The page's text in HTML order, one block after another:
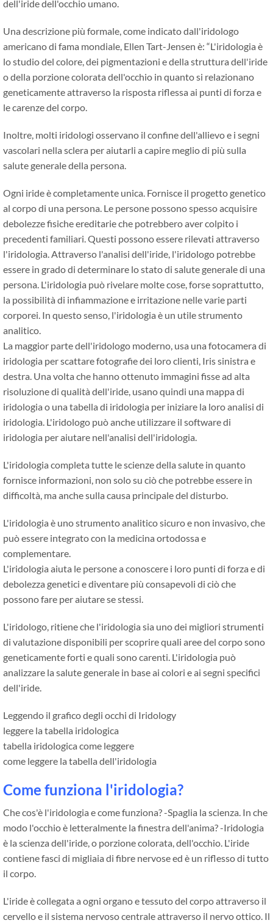
dell'iride dell'occhio umano.
Una descrizione più formale, come indicato dall'iridologo
americano di fama mondiale, Ellen Tart-Jensen è: “L'iridologia è
lo studio del colore, dei pigmentazioni e della struttura dell'iride
o della porzione colorata dell'occhio in quanto si relazionano
geneticamente attraverso la risposta riflessa ai punti di forza e
le carenze del corpo.
Inoltre, molti iridologi osservano il confine dell'allievo e i segni
vascolari nella sclera per aiutarli a capire meglio di più sulla
salute generale della persona.
Ogni iride è completamente unica. Fornisce il progetto genetico
al corpo di una persona. Le persone possono spesso acquisire
debolezze fisiche ereditarie che potrebbero aver colpito i
precedenti familiari. Questi possono essere rilevati attraverso
l'iridologia. Attraverso l'analisi dell'iride, l'iridologo potrebbe
essere in grado di determinare lo stato di salute generale di una
persona. L'iridologia può rivelare molte cose, forse soprattutto,
la possibilità di infiammazione e irritazione nelle varie parti
corporei. In questo senso, l'iridologia è un utile strumento
analitico.
La maggior parte dell'iridologo moderno, usa una fotocamera di
iridologia per scattare fotografie dei loro clienti, Iris sinistra e
destra. Una volta che hanno ottenuto immagini fisse ad alta
risoluzione di qualità dell'iride, usano quindi una mappa di
iridologia o una tabella di iridologia per iniziare la loro analisi di
iridologia. L'iridologo può anche utilizzare il software di
iridologia per aiutare nell'analisi dell'iridologia.
L'iridologia completa tutte le scienze della salute in quanto
fornisce informazioni, non solo su ciò che potrebbe essere in
difficoltà, ma anche sulla causa principale del disturbo.
L'iridologia è uno strumento analitico sicuro e non invasivo, che
può essere integrato con la medicina ortodossa e
complementare.
L'iridologia aiuta le persone a conoscere i loro punti di forza e di
debolezza genetici e diventare più consapevoli di ciò che
possono fare per aiutare se stessi.
L'iridologo, ritiene che l'iridologia sia uno dei migliori strumenti
di valutazione disponibili per scoprire quali aree del corpo sono
geneticamente forti e quali sono carenti. L'iridologia può
analizzare la salute generale in base ai colori e ai segni specifici
dell'iride.
Leggendo il grafico degli occhi di Iridology
leggere la tabella iridologica
tabella iridologica come leggere
come leggere la tabella dell'iridologia
Come funziona l'iridologia?
Che cos'è l'iridologia e come funziona? -Spaglia la scienza. In che
modo l'occhio è letteralmente la finestra dell'anima? -Iridologia
è la scienza dell'iride, o porzione colorata, dell'occhio. L'iride
contiene fasci di migliaia di fibre nervose ed è un riflesso di tutto
il corpo.
L'iride è collegata a ogni organo e tessuto del corpo attraverso il
cervello e il sistema nervoso centrale attraverso il nervo ottico. Il